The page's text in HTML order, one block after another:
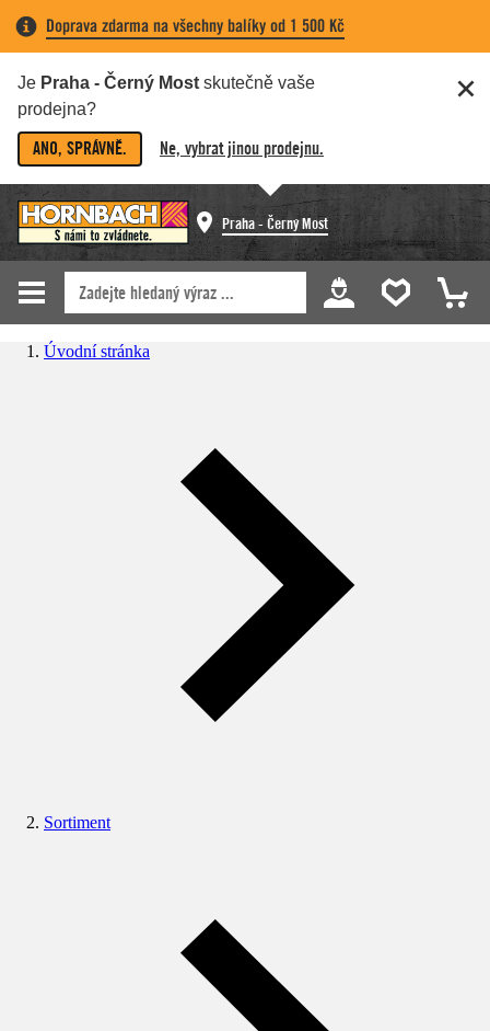
Doprava zdarma na všechny balíky od 1 500 Kč
Je Praha - Černý Most skutečně vaše
prodejna?
ANO, SPRÁVNĚ. Ne, vybrat jinou prodejnu.
Praha - Černý Most
Úvodní stránka
Sortiment